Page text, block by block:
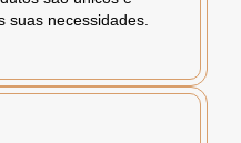
suas necessidades.